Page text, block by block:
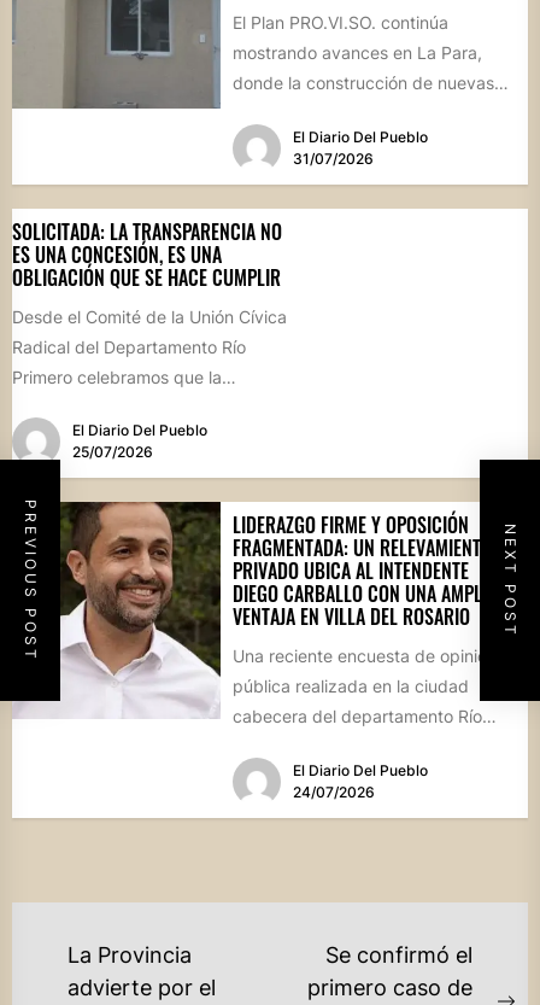
PREVIOUS POST NEXT POST
El Plan PRO.VI.SO. continúa
mostrando avances en La Para,
donde la construcción de nuevas
a...
El Diario Del Pueblo
31/07/2026
SOLICITADA: LA TRANSPARENCIA NO
ES UNA CONCESIÓN, ES UNA
OBLIGACIÓN QUE SE HACE CUMPLIR
Desde el Comité de la Unión Cívica
Radical del Departamento Río
Primero celebramos que la
haya...
El Diario Del Pueblo
25/07/2026
LIDERAZGO FIRME Y OPOSICIÓN
FRAGMENTADA: UN RELEVAMIENTO
PRIVADO UBICA AL INTENDENTE
DIEGO CARBALLO CON UNA AMPLIA
VENTAJA EN VILLA DEL ROSARIO
Una reciente encuesta de opinión
pública realizada en la ciudad
cabecera del departamento Río
mandatario...El Diario Del Pueblo
24/07/2026
NAVEGACIÓN
La Provincia
advierte por el
Se confirmó el
primero caso de